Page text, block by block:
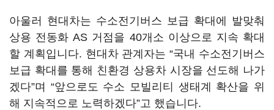
아울러 현대차는 수소전기버스 보급 확대에 발맞춰
상용 전동화 AS 거점을 40개소 이상으로 지속 확대
할 계획입니다. 현대차 관계자는 “국내 수소전기버스
보급 확대를 통해 친환경 상용차 시장을 선도해 나가
겠다”며 “앞으로도 수소 모빌리티 생태계 확산을 위
해 지속적으로 노력하겠다”고 했습니다.